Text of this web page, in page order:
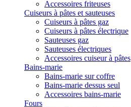
Accessoires friteuses
Cuiseurs à pâtes et sauteuses
Cuiseurs à pâtes gaz
Cuiseurs à pâtes électrique
Sauteuses gaz
Sauteuses électriques
Accessoires cuiseur à pâtes
Bains-marie
Bains-marie sur coffre
Bains-marie dessus seul
Accessoires bains-marie
Fours